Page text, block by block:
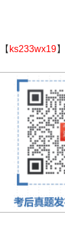
【 ks233wx19】